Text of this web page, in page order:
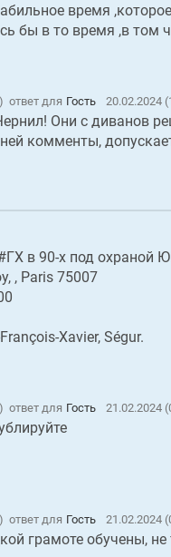
время
бы в то время ,в том
ответ для Гость 20.02.2024
Они с диванов
комменты,
в 90-х под охраной
, Paris 75007
Xavier, Ségur.
ответ для Гость 21.02.2024
ответ для Гость 21.02.2024
грамоте обучены,